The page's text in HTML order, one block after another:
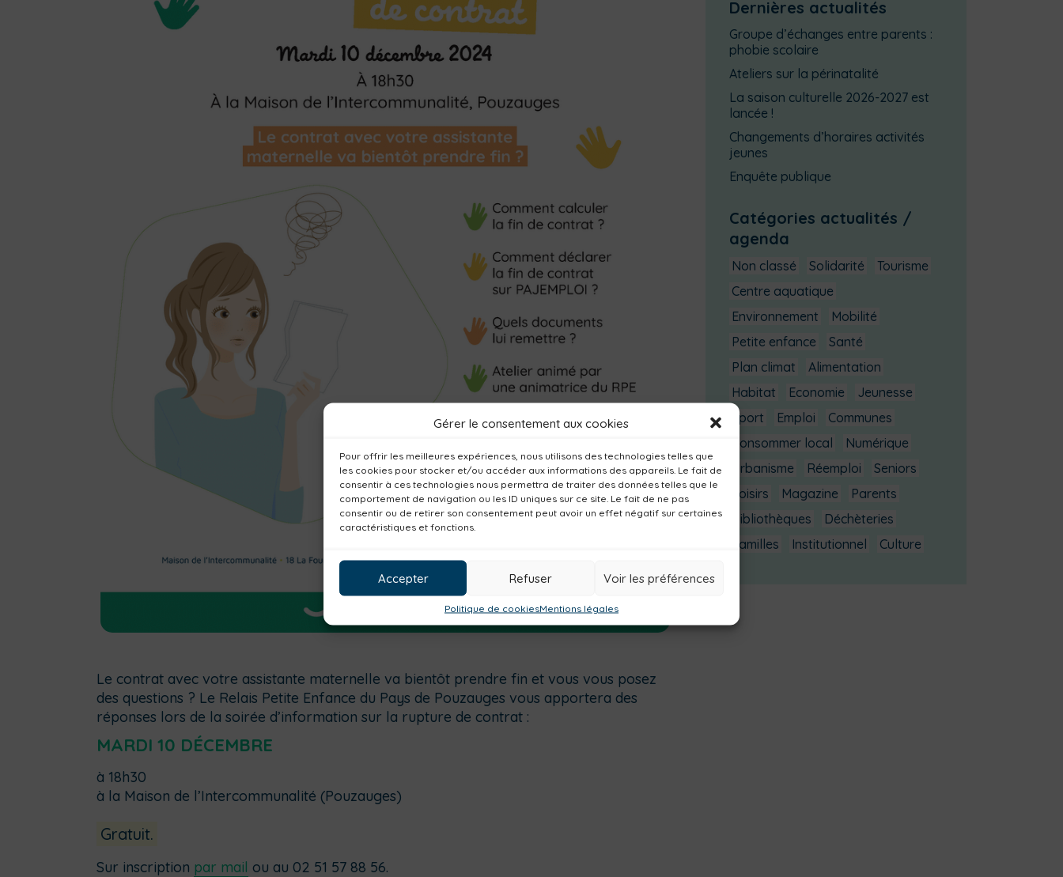
Gérer le consentement aux cookies
Pour offrir les meilleures expériences, nous utilisons des technologies telles que
les cookies pour stocker et/ou accéder aux informations des appareils. Le fait de
consentir à ces technologies nous permettra de traiter des données telles que le
comportement de navigation ou les ID uniques sur ce site. Le fait de ne pas
consentir ou de retirer son consentement peut avoir un effet négatif sur certaines
caractéristiques et fonctions.
Accepter Refuser Voir les préférences
Politique de cookiesMentions légales
Le contrat avec votre assistante maternelle va bientôt prendre fin et vous vous posez
des questions ? Le Relais Petite Enfance du Pays de Pouzauges vous apportera des
réponses lors de la soirée d’information sur la rupture de contrat :
MARDI 10 DÉCEMBRE
à 18h30
à la Maison de l’Intercommunalité (Pouzauges)
Gratuit.
Sur inscription par mail ou au 02 51 57 88 56.
Dernières actualités
Groupe d’échanges entre parents :
phobie scolaire
Ateliers sur la périnatalité
La saison culturelle 2026-2027 est
lancée !
Changements d’horaires activités
jeunes
Enquête publique
Catégories actualités /
agenda
Non classé Solidarité
Tourisme
Centre aquatique
Environnement
Mobilité
Petite enfance
Santé
Plan climat
Alimentation
Habitat
Economie
Jeunesse
Sport
Emploi
Communes
Consommer local
Numérique
Urbanisme
Réemploi
Seniors
Loisirs
Magazine
Parents
Bibliothèques
Déchèteries
Familles
Institutionnel Culture